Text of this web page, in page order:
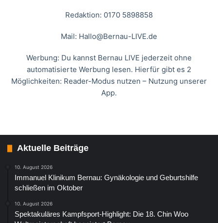
Redaktion: 0170 5898858
Mail: Hallo@Bernau-LIVE.de
Werbung: Du kannst Bernau LIVE jederzeit ohne
automatisierte Werbung lesen. Hierfür gibt es 2
Möglichkeiten: Reader-Modus nutzen – Nutzung unserer
App.
Aktuelle Beiträge
10. August 2026
Immanuel Klinikum Bernau: Gynäkologie und Geburtshilfe
schließen im Oktober
10. August 2026
Spektakuläres Kampfsport-Highlight: Die 18. Chin Woo